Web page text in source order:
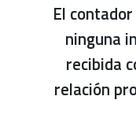
El
ninguna
recibida
relación